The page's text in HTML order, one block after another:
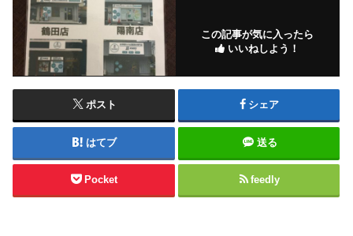
この記事が気に入ったら
いいねしよう！
ポスト シェア
はてブ 送る
Pocket feedly